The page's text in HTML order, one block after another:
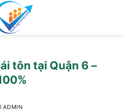
tôn tại Quận 6 –
ADMIN